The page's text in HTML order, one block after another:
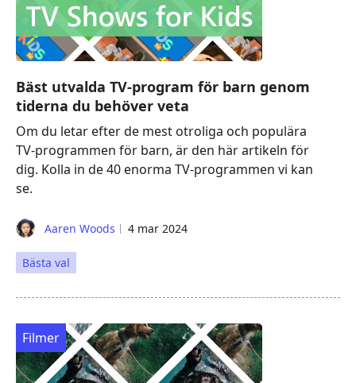
Bäst utvalda TV-program för barn genom
tiderna du behöver veta
Om du letar efter de mest otroliga och populära
TV-programmen för barn, är den här artikeln för
dig. Kolla in de 40 enorma TV-programmen vi kan
se.
Aaren Woods 4 mar 2024
Bästa val
Filmer